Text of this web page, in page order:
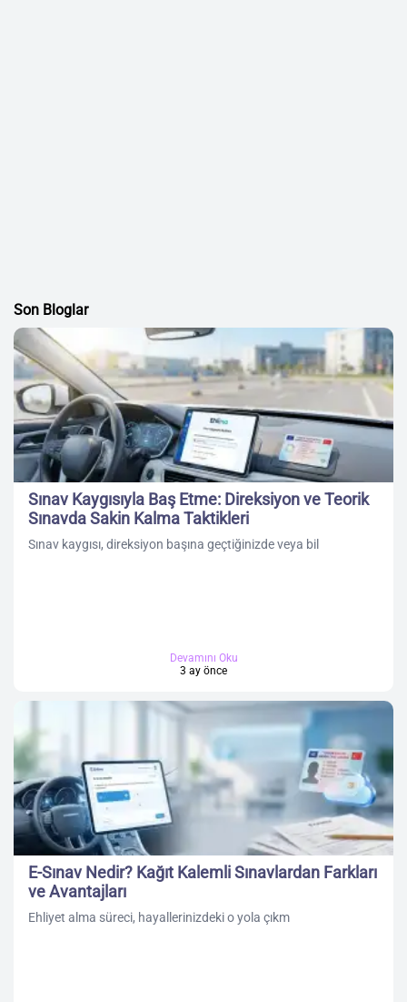
Son Bloglar
Sınav Kaygısıyla Baş Etme: Direksiyon ve Teorik
Sınavda Sakin Kalma Taktikleri
Sınav kaygısı, direksiyon başına geçtiğinizde veya bil
Devamını Oku
3 ay önce
E-Sınav Nedir? Kağıt Kalemli Sınavlardan Farkları
ve Avantajları
Ehliyet alma süreci, hayallerinizdeki o yola çıkm